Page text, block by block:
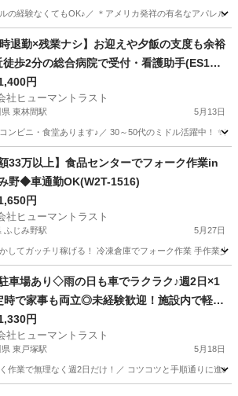
ルの経験なくてもOK♪／ ＊アメリカ発祥の有名なアパレ
駅 アパレル ヒューマントラスト
時退勤×残業ナシ】お迎えや夕飯の支度も余裕
徒歩2分の総合病院で受付・看護助手(ES1W-
円
社ヒューマントラスト
東林間駅 5月13日
ンビニ・食堂あります♪／ 30～50代のミドル活躍中！
東林間駅 その他 看護助手
額33万以上】食品センターでフォーク作業in
野◆車通勤OK(W2T-1516)
円
社ヒューマントラスト
ふじみ野駅 5月27日
してガッチリ稼げる！ 冷凍倉庫でフォーク作業 手作業
み野駅 倉庫
車場あり◇雨の日も車でラクラク♪週2日×1
時で家事も両立◎未経験歓迎！施設内で軽作
3520_1)
円
社ヒューマントラスト
東戸塚駅 5月18日
作業で無理なく週2日だけ！／ コツコツと手順通りに進